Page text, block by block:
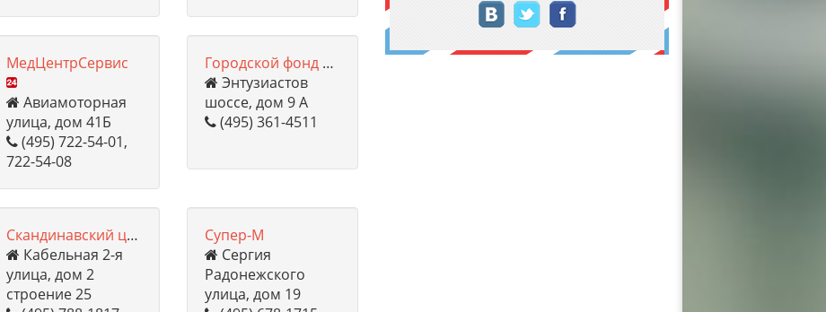
МедЦентрСервис
Авиамоторная
улица, дом 41Б
(495) 722-54-01,
722-54-08
Городской фонд ДНК-исследований
Энтузиастов
шоссе, дом 9 А
(495) 361-4511
Скандинавский центр здоровья
Кабельная 2-я
улица, дом 2
строение 25
Супер-М
Сергия
Радонежского
улица, дом 19